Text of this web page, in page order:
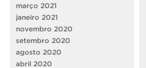
março 2021
janeiro 2021
novembro 2020
setembro 2020
agosto 2020
abril 2020